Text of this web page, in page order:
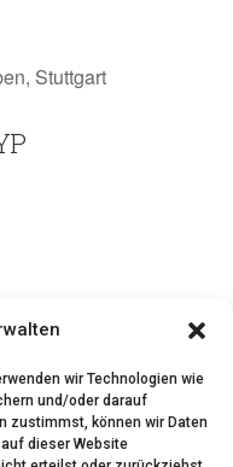
wir Technologien wie
und/oder darauf
zustimmst, können wir Daten
dieser Website
Stuttgart